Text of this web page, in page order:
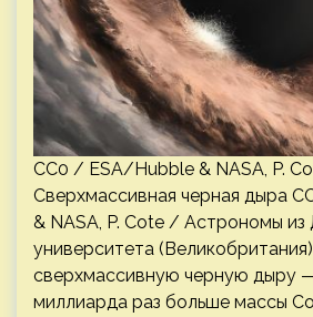
CC0 / ESA/Hubble & NASA, P.
Сверхмассивная черная дыра
& NASA, P. Cote / Астрономы из
университета
сверхмассивную черную дыру
миллиарда раз больше массы